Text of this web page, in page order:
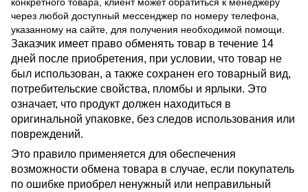
через любой доступный мессенджер по номеру телефона,
указанному на сайте, для получения необходимой помощи.
Заказчик имеет право обменять товар в течение 14
дней после приобретения, при условии, что товар не
был использован, а также сохранен его товарный вид,
потребительские свойства, пломбы и ярлыки. Это
означает, что продукт должен находиться в
оригинальной упаковке, без следов использования или
повреждений.
Это правило применяется для обеспечения
возможности обмена товара в случае, если покупатель
по ошибке приобрел ненужный или неправильный